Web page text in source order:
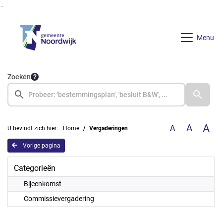
Menu
Zoeken
U bevindt zich hier: Home Vergaderingen A A A
Vorige pagina
Categorieën
Bijeenkomst
Commissievergadering